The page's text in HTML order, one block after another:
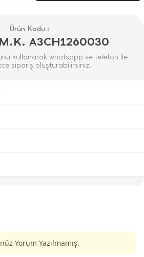
Ürün Kodu :
A3CH1260030
kullanarak whatsapp ve telefon ile
sipariş oluşturabilirsiniz.
Yorum Yazılmamış.